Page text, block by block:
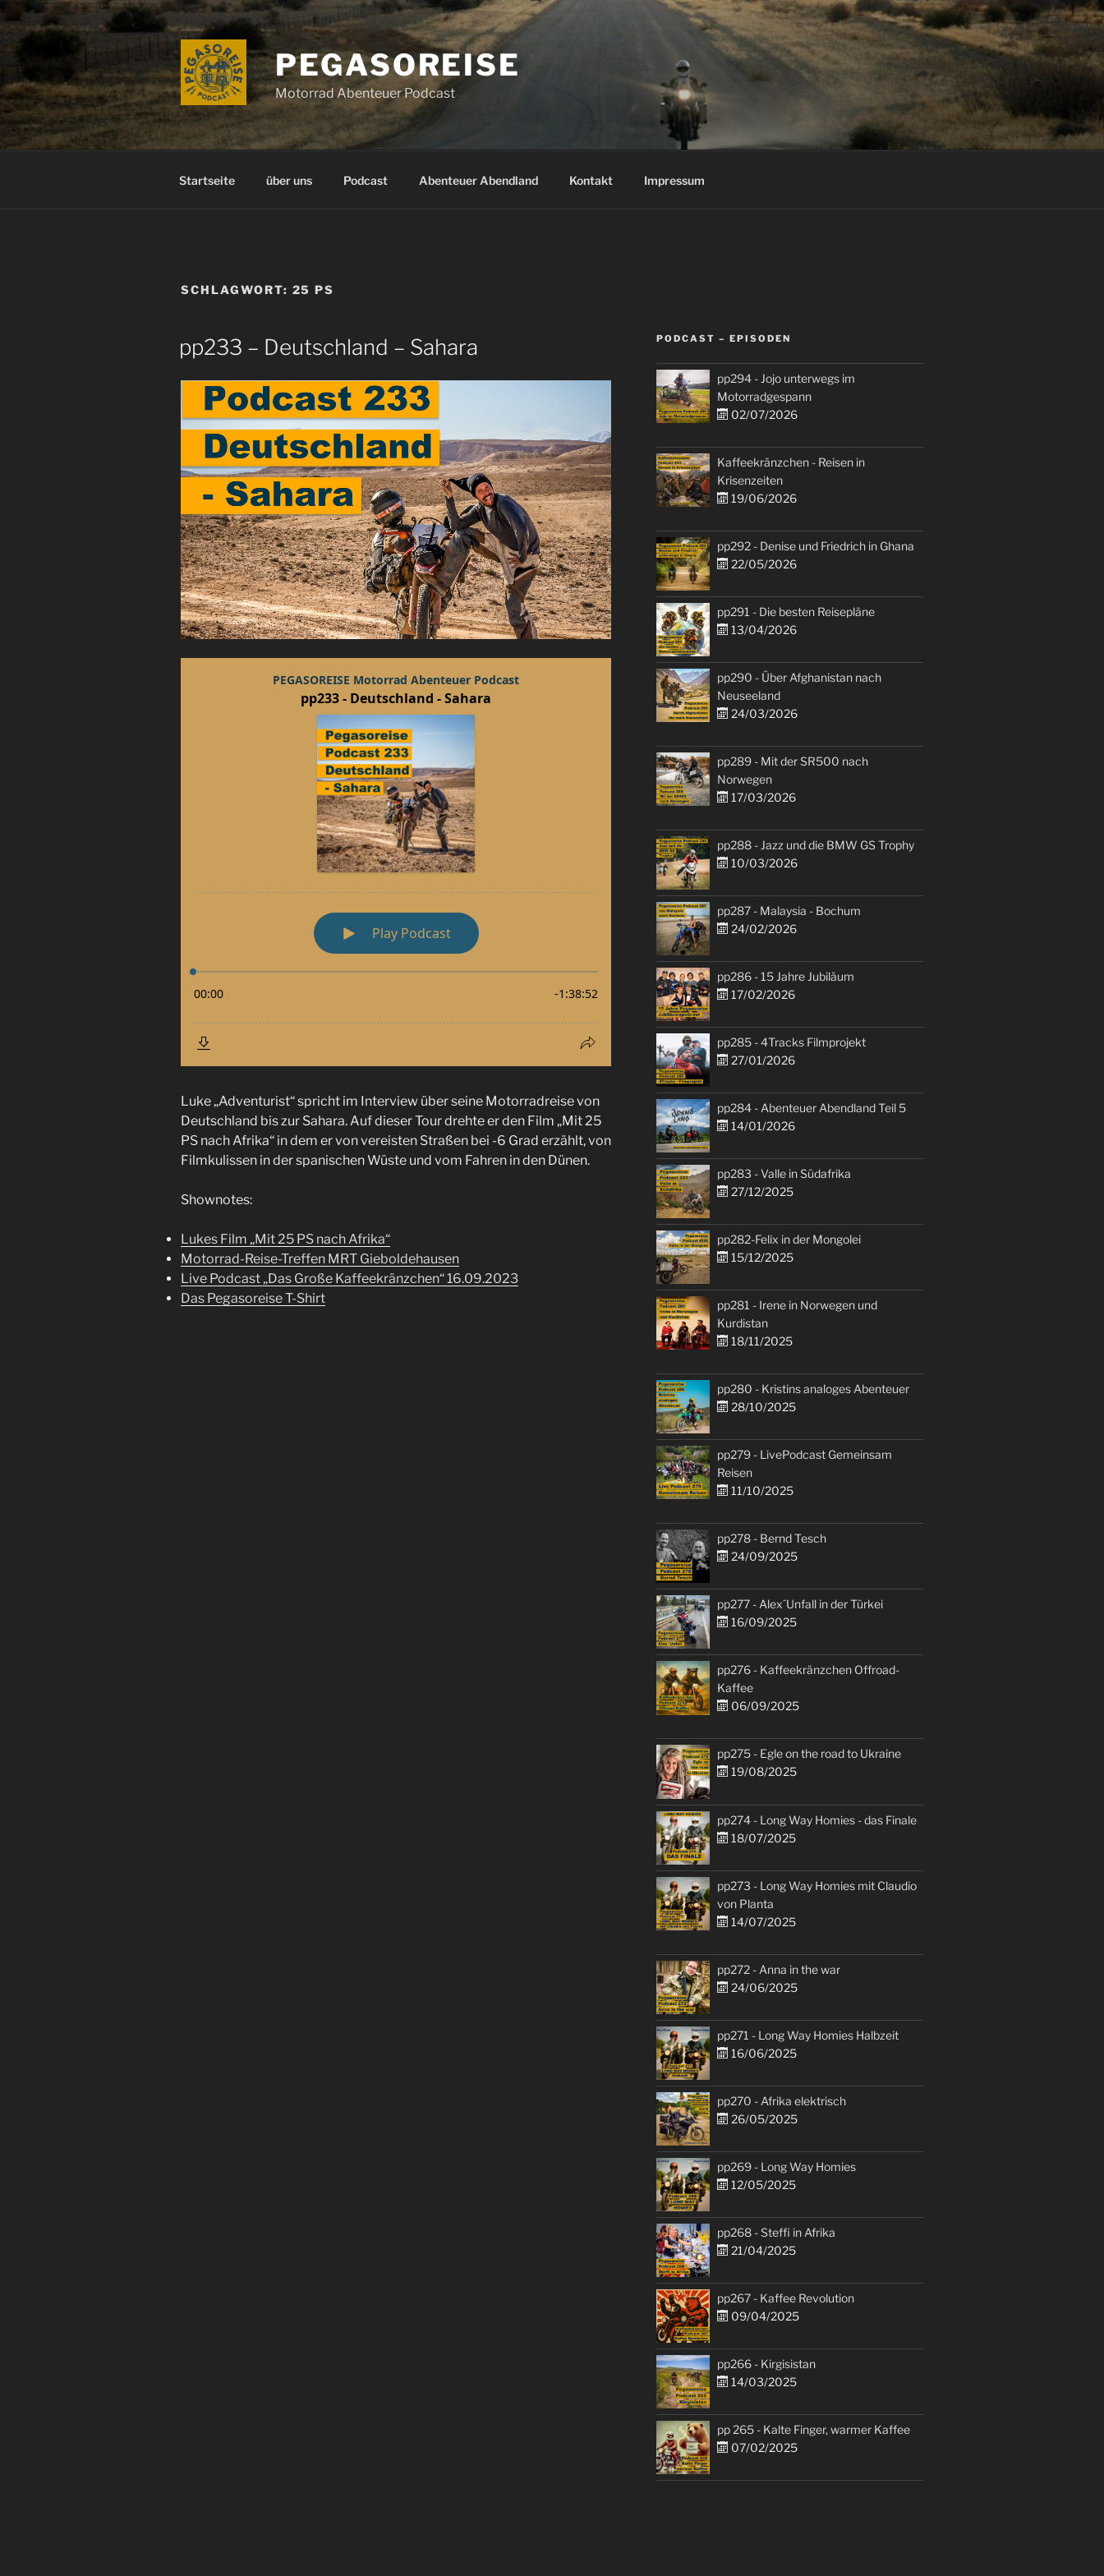
Zum
Inhalt
springen
PEGASOREISE
Motorrad Abenteuer Podcast
Startseite über uns Podcast Abenteuer Abendland Kontakt Impressum
SCHLAGWORT: 25 PS
pp233 – Deutschland – Sahara
Luke „Adventurist“ spricht im Interview über seine Motorradreise von
Deutschland bis zur Sahara. Auf dieser Tour drehte er den Film „Mit 25
PS nach Afrika“ in dem er von vereisten Straßen bei -6 Grad erzählt, von
Filmkulissen in der spanischen Wüste und vom Fahren in den Dünen.
Shownotes:
Lukes Film „Mit 25 PS nach Afrika“
Motorrad-Reise-Treffen MRT Gieboldehausen
Live Podcast „Das Große Kaffeekränzchen“ 16.09.2023
Das Pegasoreise T-Shirt
PODCAST – EPISODEN
pp294 - Jojo unterwegs im
Motorradgespann
02/07/2026
Kaffeekränzchen - Reisen in
Krisenzeiten
19/06/2026
pp292 - Denise und Friedrich in Ghana
22/05/2026
pp291 - Die besten Reisepläne
13/04/2026
pp290 - Über Afghanistan nach
Neuseeland
24/03/2026
pp289 - Mit der SR500 nach
Norwegen
17/03/2026
pp288 - Jazz und die BMW GS Trophy
10/03/2026
pp287 - Malaysia - Bochum
24/02/2026
pp286 - 15 Jahre Jubiläum
17/02/2026
pp285 - 4Tracks Filmprojekt
27/01/2026
pp284 - Abenteuer Abendland Teil 5
14/01/2026
pp283 - Valle in Südafrika
27/12/2025
pp282-Felix in der Mongolei
15/12/2025
pp281 - Irene in Norwegen und
Kurdistan
18/11/2025
pp280 - Kristins analoges Abenteuer
28/10/2025
pp279 - LivePodcast Gemeinsam
Reisen
11/10/2025
pp278 - Bernd Tesch
24/09/2025
pp277 - Alex´Unfall in der Türkei
16/09/2025
pp276 - Kaffeekränzchen Offroad-
Kaffee
06/09/2025
pp275 - Egle on the road to Ukraine
19/08/2025
pp274 - Long Way Homies - das Finale
18/07/2025
pp273 - Long Way Homies mit Claudio
von Planta
14/07/2025
pp272 - Anna in the war
24/06/2025
pp271 - Long Way Homies Halbzeit
16/06/2025
pp270 - Afrika elektrisch
26/05/2025
pp269 - Long Way Homies
12/05/2025
pp268 - Steffi in Afrika
21/04/2025
pp267 - Kaffee Revolution
09/04/2025
pp266 - Kirgisistan
14/03/2025
pp 265 - Kalte Finger, warmer Kaffee
07/02/2025